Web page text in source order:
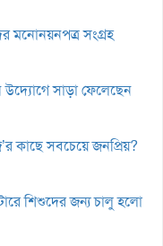
মনোনয়নপত্র সংগ্রহ
উদ্যোগে সাড়া ফেলেছেন
কাছে সবচেয়ে জনপ্রিয়?
শিশুদের জন্য চালু হলো